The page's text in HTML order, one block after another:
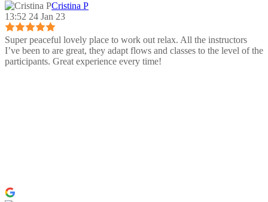
Cristina P
13:52 24 Jan 23
Super peaceful lovely place to work out relax. All the instructors
I’ve been to are great, they adapt flows and classes to the level of the
participants. Great experience every time!